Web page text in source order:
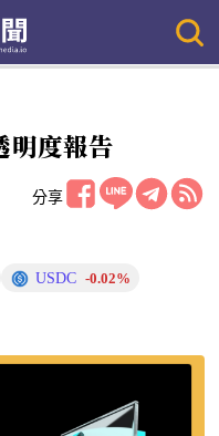
度報告
分享
USDC -0.02%